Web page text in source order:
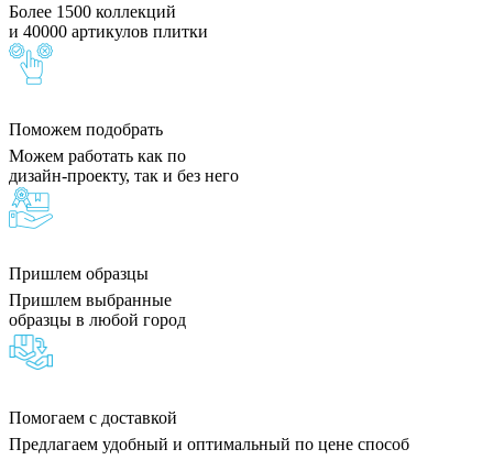
Более 1500 коллекций
и 40000 артикулов плитки
Поможем подобрать
Можем работать как по
дизайн-проекту, так и без него
Пришлем образцы
Пришлем выбранные
образцы в любой город
Помогаем с доставкой
Предлагаем удобный и оптимальный по цене способ